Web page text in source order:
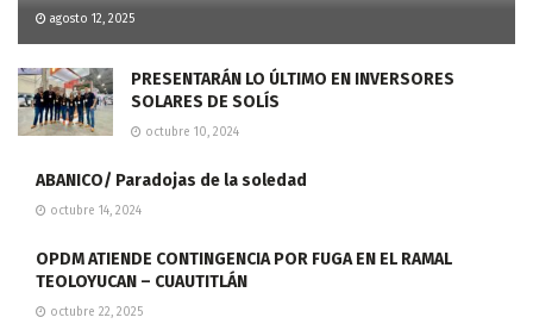
agosto 12, 2025
PRESENTARÁN LO ÚLTIMO EN INVERSORES
SOLARES DE SOLÍS
octubre 10, 2024
ABANICO/ Paradojas de la soledad
octubre 14, 2024
OPDM ATIENDE CONTINGENCIA POR FUGA EN EL RAMAL
TEOLOYUCAN – CUAUTITLÁN
octubre 22, 2025